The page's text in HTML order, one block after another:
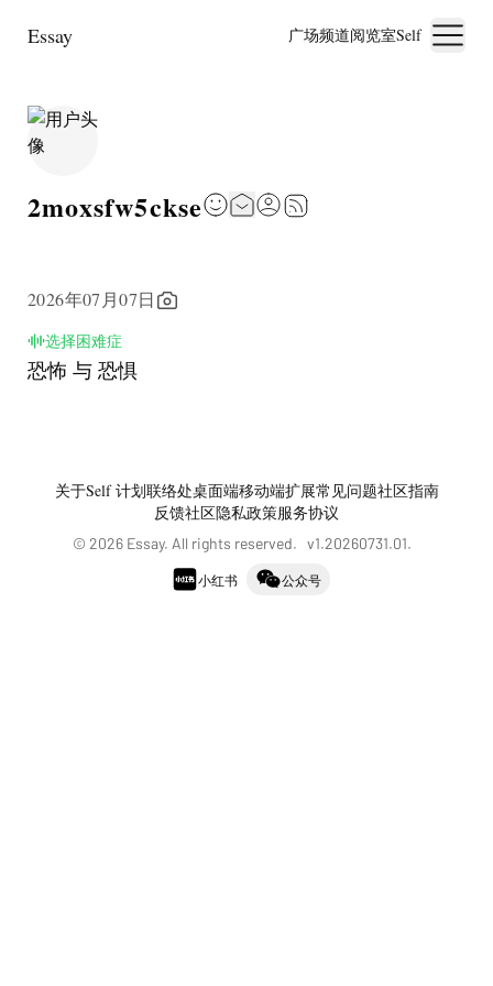
Essay 广场频道阅览室Self
2moxsfw5ckse
2026年07月07日
选择困难症
恐怖 与 恐惧
关于Self 计划联络处桌面端移动端扩展常见问题社区指南
反馈社区隐私政策服务协议
© 2026 Essay. All rights reserved. v1.20260731.01.
小红书 公众号